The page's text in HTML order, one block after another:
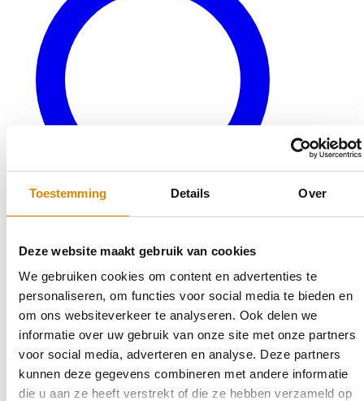
Toestemming Details Over
Deze website maakt gebruik van cookies
We gebruiken cookies om content en advertenties te
personaliseren, om functies voor social media te bieden en
om ons websiteverkeer te analyseren. Ook delen we
informatie over uw gebruik van onze site met onze partners
voor social media, adverteren en analyse. Deze partners
kunnen deze gegevens combineren met andere informatie
die u aan ze heeft verstrekt of die ze hebben verzameld op
Veelgestelde vragen
Bereken uw keukenblad
Terug naar productaanbod
Outlet